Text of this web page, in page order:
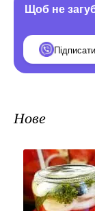
Щоб не
Нове